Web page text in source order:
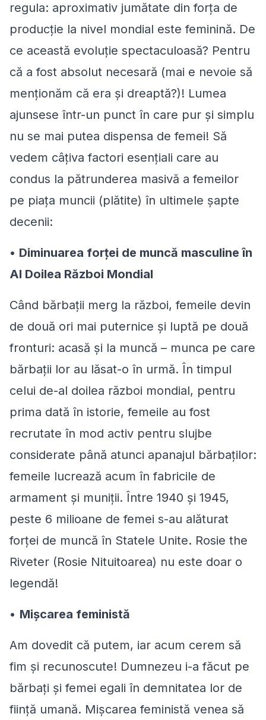
regula: aproximativ jumătate din forța de
producție la nivel mondial este feminină. De
ce această evoluție spectaculoasă? Pentru
că a fost absolut necesară (mai e nevoie să
menționăm că era și dreaptă?)! Lumea
ajunsese într-un punct în care pur și simplu
nu se mai putea dispensa de femei! Să
vedem câțiva factori esențiali care au
condus la pătrunderea masivă a femeilor
pe piața muncii (plătite) în ultimele șapte
decenii:
• Diminuarea forței de muncă masculine în
Al Doilea Război Mondial
Când bărbații merg la război, femeile devin
de două ori mai puternice și luptă pe două
fronturi: acasă și la muncă – munca pe care
bărbații lor au lăsat-o în urmă. În timpul
celui de-al doilea război mondial, pentru
prima dată în istorie, femeile au fost
recrutate în mod activ pentru slujbe
considerate până atunci apanajul bărbaților:
femeile lucrează acum în fabricile de
armament și muniții. Între 1940 și 1945,
peste 6 milioane de femei s-au alăturat
forței de muncă în Statele Unite. Rosie the
Riveter (Rosie Nituitoarea) nu este doar o
legendă!
• Mișcarea feministă
Am dovedit că putem, iar acum cerem să
fim și recunoscute! Dumnezeu i-a făcut pe
bărbați și femei egali în demnitatea lor de
ființă umană. Mișcarea feministă venea să